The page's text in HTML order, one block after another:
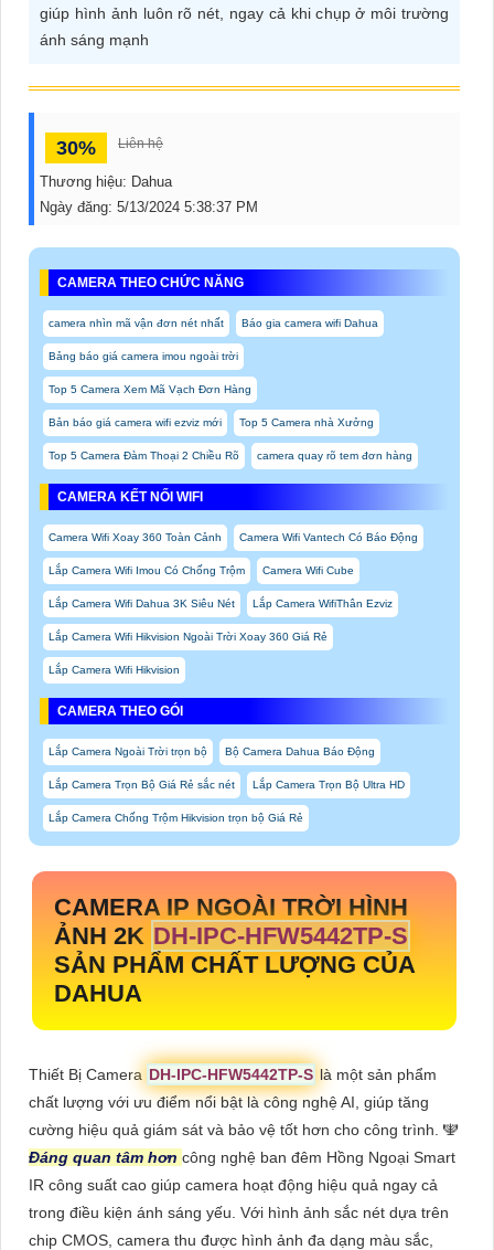
giúp hình ảnh luôn rõ nét, ngay cả khi chụp ở môi trường
ánh sáng mạnh
30% Liên hệ
Thương hiệu: Dahua
Ngày đăng: 5/13/2024 5:38:37 PM
CAMERA THEO CHỨC NĂNG
camera nhìn mã vận đơn nét nhất Báo gia camera wifi Dahua
Bảng báo giá camera imou ngoài trời
Top 5 Camera Xem Mã Vạch Đơn Hàng
Bản báo giá camera wifi ezviz mới Top 5 Camera nhà Xưởng
Top 5 Camera Đàm Thoại 2 Chiều Rõ camera quay rõ tem đơn hàng
CAMERA KẾT NỐI WIFI
Camera Wifi Xoay 360 Toàn Cảnh Camera Wifi Vantech Có Báo Động
Lắp Camera Wifi Imou Có Chống Trộm Camera Wifi Cube
Lắp Camera Wifi Dahua 3K Siêu Nét Lắp Camera WifiThân Ezviz
Lắp Camera Wifi Hikvision Ngoài Trời Xoay 360 Giá Rẻ
Lắp Camera Wifi Hikvision
CAMERA THEO GÓI
Lắp Camera Ngoài Trời trọn bộ Bộ Camera Dahua Báo Động
Lắp Camera Trọn Bộ Giá Rẻ sắc nét Lắp Camera Trọn Bộ Ultra HD
Lắp Camera Chống Trộm Hikvision trọn bộ Giá Rẻ
CAMERA IP NGOÀI TRỜI HÌNH
ẢNH 2K DH-IPC-HFW5442TP-S
SẢN PHẨM CHẤT LƯỢNG CỦA
DAHUA
Thiết Bị Camera DH-IPC-HFW5442TP-S là một sản phẩm
chất lượng với ưu điểm nổi bật là công nghệ AI, giúp tăng
cường hiệu quả giám sát và bảo vệ tốt hơn cho công trình. 🕎
Đáng quan tâm hơn công nghệ ban đêm Hồng Ngoại Smart
IR công suất cao giúp camera hoạt động hiệu quả ngay cả
trong điều kiện ánh sáng yếu. Với hình ảnh sắc nét dựa trên
chip CMOS, camera thu được hình ảnh đa dạng màu sắc,